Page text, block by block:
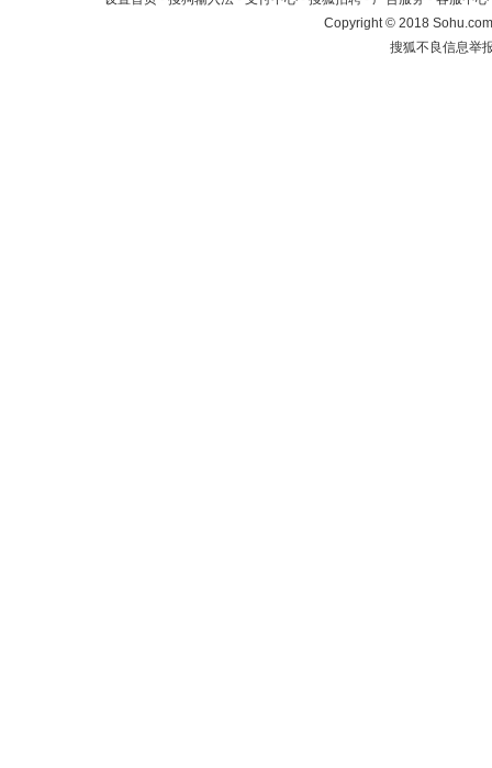
Copyright©2018
搜狐不良信息举